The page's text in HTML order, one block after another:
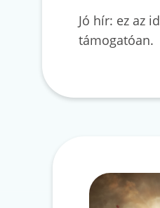
Jó hír: ez az
támogatóan.